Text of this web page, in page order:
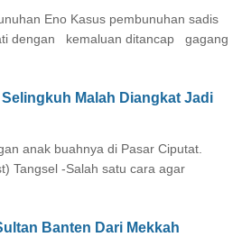
Eno Kasus pembunuhan sadis
dengan kemaluan ditancap gagang
Malah Diangkat Jadi
anak buahnya di Pasar Ciputat.
Tangsel -Salah satu cara agar
Banten Dari Mekkah